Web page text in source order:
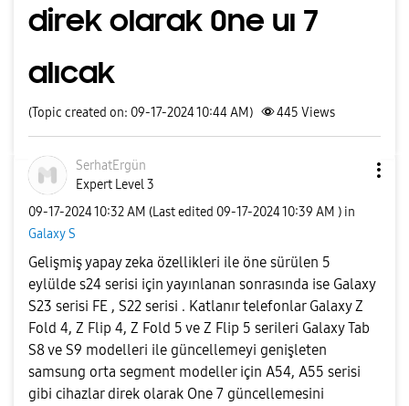
direk olarak 0ne uı 7
alıcak
(Topic created on: 09-17-2024 10:44 AM) 445 Views
SerhatErgün
Expert Level 3
‎09-17-202410:32 AM (Last edited ‎09-17-202410:39 AM ) in
Galaxy S
Gelişmiş yapay zeka özellikleri ile öne sürülen 5
eylülde s24 serisi için yayınlanan sonrasında ise Galaxy
S23 serisi FE , S22 serisi . Katlanır telefonlar Galaxy Z
Fold 4, Z Flip 4, Z Fold 5 ve Z Flip 5 serileri Galaxy Tab
S8 ve S9 modelleri ile güncellemeyi genişleten
samsung orta segment modeller için A54, A55 serisi
gibi cihazlar direk olarak One 7 güncellemesini